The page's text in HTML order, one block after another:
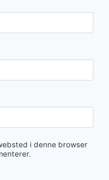
i denne browser